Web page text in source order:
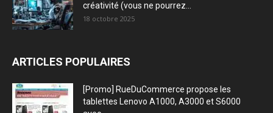
créativité (vous ne pourrez...
18 octobre 2025
ARTICLES POPULAIRES
[Promo] RueDuCommerce propose les
tablettes Lenovo A1000, A3000 et S6000